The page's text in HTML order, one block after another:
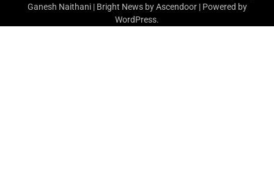
Ganesh Naithani | Bright News byAscendoor| Powered by
WordPress.